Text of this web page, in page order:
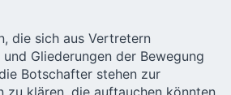
die sich aus Vertretern
Gliederungen der Bewegung
Botschafter stehen zur
zu klären, die auftauchen könnten.